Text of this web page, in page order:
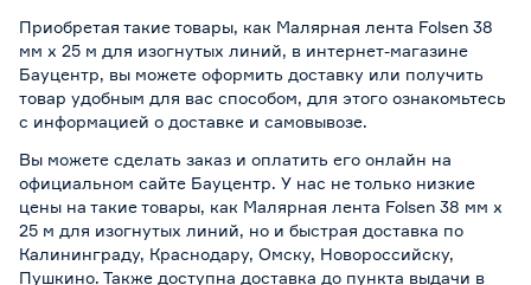
Приобретая такие товары, как Малярная лента Folsen 38
мм х 25 м для изогнутых линий, в интернет-магазине
Бауцентр, вы можете оформить доставку или получить
товар удобным для вас способом, для этого ознакомьтесь
с информацией о доставке и самовывозе.
Вы можете сделать заказ и оплатить его онлайн на
официальном сайте Бауцентр. У нас не только низкие
цены на такие товары, как Малярная лента Folsen 38 мм х
25 м для изогнутых линий, но и быстрая доставка по
Калининграду, Краснодару, Омску, Новороссийску,
Пушкино. Также доступна доставка до пункта выдачи в